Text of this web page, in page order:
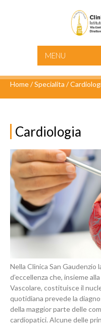
MENU
Home/Specialita /
Cardiologia
Nella Clinica San Gaudenzio
d’eccellenza che, insieme
Vascolare, costituisce il
quotidiana prevede la
della maggior parte delle
cardiopatici. Alcune delle